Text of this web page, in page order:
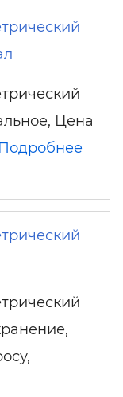
Цена
Подробнее